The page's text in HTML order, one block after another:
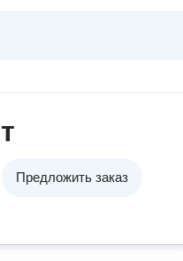
Предложить заказ